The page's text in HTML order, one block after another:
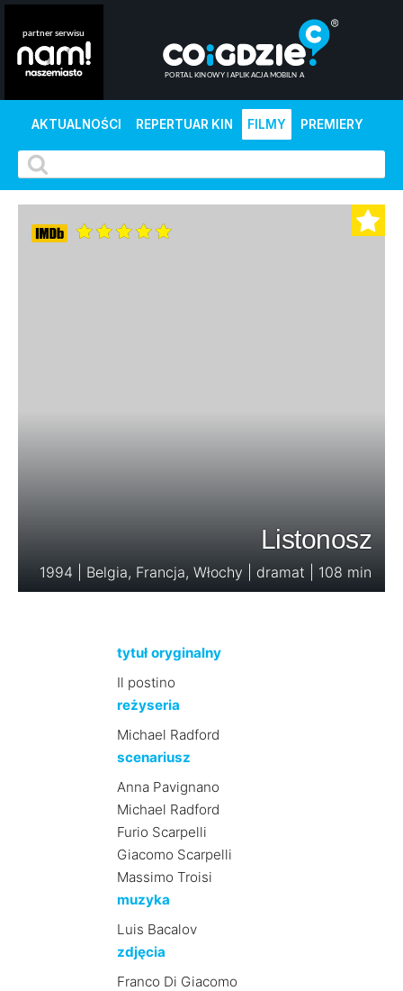
AKTUALNOŚCI REPERTUAR KIN FILMY PREMIERY
Listonosz
1994 | Belgia, Francja, Włochy | dramat | 108 min
tytuł oryginalny
Il postino
reżyseria
Michael Radford
scenariusz
Anna Pavignano
Michael Radford
Furio Scarpelli
Giacomo Scarpelli
Massimo Troisi
muzyka
Luis Bacalov
zdjęcia
Franco Di Giacomo